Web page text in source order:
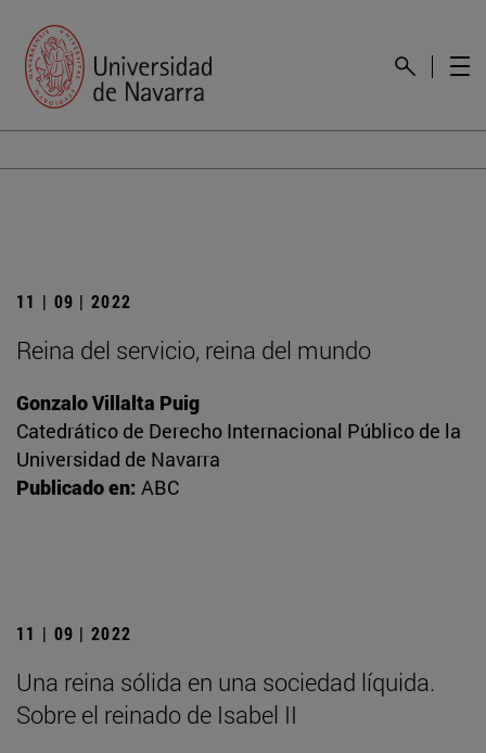
11 | 09 | 2022
Reina del servicio, reina del mundo
Gonzalo Villalta Puig
Catedrático de Derecho Internacional Público de la
Universidad de Navarra
Publicado en: ABC
11 | 09 | 2022
Una reina sólida en una sociedad líquida.
Sobre el reinado de Isabel II